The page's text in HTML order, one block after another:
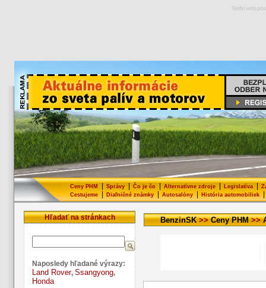
Tento web
Ceny PHM Správy Čo je čo Alternatívne zdroje Legislatíva
Cestujeme| Diaľničné známky| Autosalóny| História automobiliek|
Hľadať na stránkach
Naposledy hľadané výrazy:
Land Rover, Ssangyong,
Honda
BenzinSK>>Ceny PHM>>